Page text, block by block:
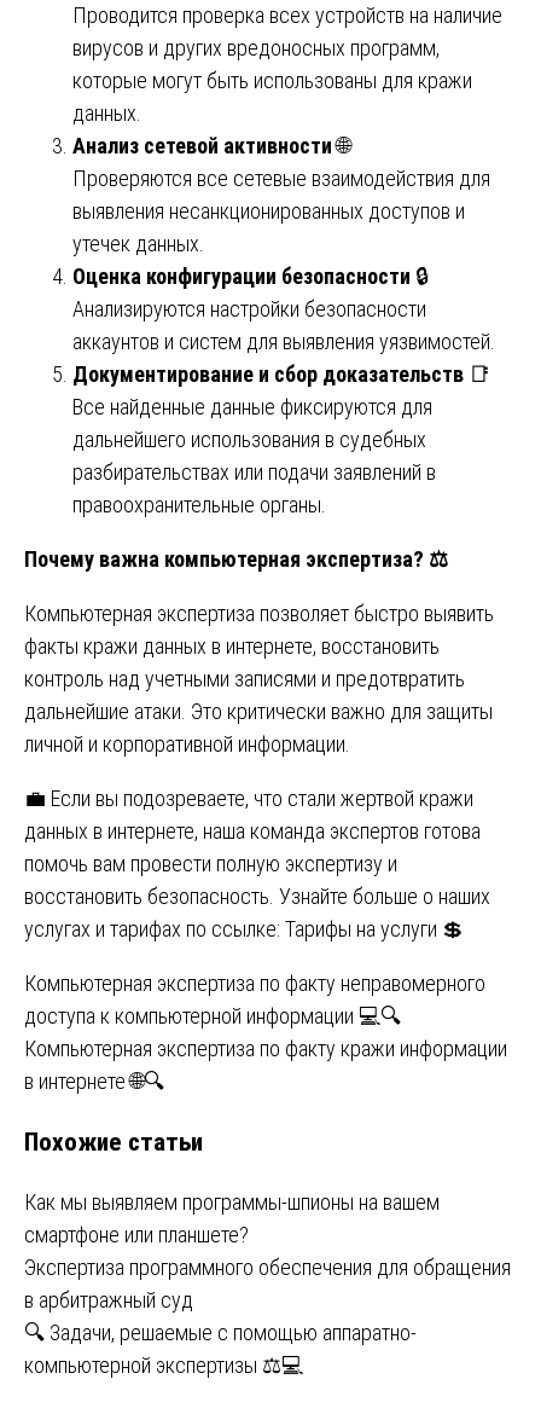
Проводится проверка всех устройств на наличие
вирусов и других вредоносных программ,
которые могут быть использованы для кражи
данных.
Анализ сетевой активности🌐
Проверяются все сетевые взаимодействия для
выявления несанкционированных доступов и
утечек данных.
Оценка конфигурации безопасности 🔒
Анализируются настройки безопасности
аккаунтов и систем для выявления уязвимостей.
Документирование и сбор доказательств 📑
Все найденные данные фиксируются для
дальнейшего использования в судебных
разбирательствах или подачи заявлений в
правоохранительные органы.
Почему важна компьютерная экспертиза? ⚖️
Компьютерная экспертиза позволяет быстро выявить
факты кражи данных в интернете, восстановить
контроль над учетными записями и предотвратить
дальнейшие атаки. Это критически важно для защиты
личной и корпоративной информации.
💼 Если вы подозреваете, что стали жертвой кражи
данных в интернете, наша команда экспертов готова
помочь вам провести полную экспертизу и
восстановить безопасность. Узнайте больше о наших
услугах и тарифах по ссылке: Тарифы на услуги 💲
Навигация
по
записям
Компьютерная экспертиза по факту неправомерного
доступа к компьютерной информации 💻🔍
Компьютерная экспертиза по факту кражи информации
в интернете 🌐🔍
Похожие статьи
Как мы выявляем программы-шпионы на вашем
смартфоне или планшете?
Экспертиза программного обеспечения для обращения
в арбитражный суд
🔍 Задачи, решаемые с помощью аппаратно-
компьютерной экспертизы ⚖💻